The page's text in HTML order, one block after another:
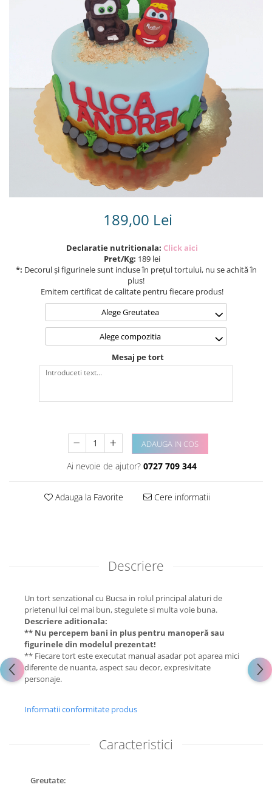
Torturi in frosting- crema pentru
Torturi cu flori
Tortulețe 1.7 kg - 2 kg
189,00 Lei
Declaratie nutritionala: Click aici
Pret/Kg: 189 lei
*: Decorul și figurinele sunt incluse în prețul tortului, nu se achită în
plus!
Emitem certificat de calitate pentru fiecare produs!
Alege Greutatea
Alege compozitia
Mesaj pe tort
ADAUGA IN COS
Ai nevoie de ajutor? 0727 709 344
Adauga la Favorite Cere informatii
Descriere
Un tort senzational cu Bucsa in rolul principal alaturi de
prietenul lui cel mai bun, stegulete si multa voie buna.
Descriere aditionala:
** Nu percepem bani in plus pentru manoperă sau
figurinele din modelul prezentat!
** Fiecare tort este executat manual asadar pot aparea mici
diferente de nuanta, aspect sau decor, expresivitate
personaje.
Informatii conformitate produs
Caracteristici
Greutate: